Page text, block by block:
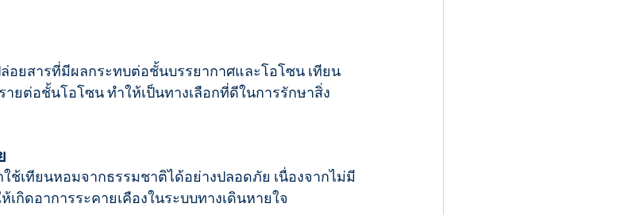
อยสารที่มีผลกระทบต่อชั้นบรรยากาศและโอโซน เทียน
ยต่อชั้นโอโซน ทำให้เป็นทางเลือกที่ดีในการรักษาสิ่ง
ช้เทียนหอมจากธรรมชาติได้อย่างปลอดภัย เนื่องจากไม่มี
กิดอาการระคายเคืองในระบบทางเดินหายใจ